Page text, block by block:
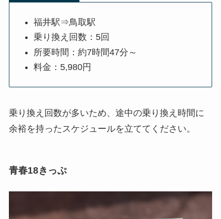
福井駅⇒鳥取駅
乗り換え回数：5回
所要時間：約7時間47分～
料金：5,980円
乗り換え回数が多いため、途中の乗り換え時間に
余裕を持ったスケジュールを立ててください。
青春18きっぷ